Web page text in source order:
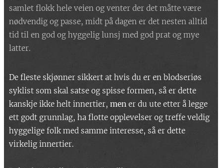
samlet flokk hele veien og venter der det måtte være
nødvendig og passe, midt på dagen er det nesten alltid
tid til en god og hyggelig lunsj med god prat og mye
latter.
De fleste skjønner sikkert at hvis du er en blodseriøs
syklist som skal satse og spisse formen, så er dette
kanskje ikke helt innertier, men er du ute etter å legge
ett godt grunnlag, ha flotte opplevelser og treffe veldig
hyggelige folk med samme interesse, så er dette
virkelig innertier.